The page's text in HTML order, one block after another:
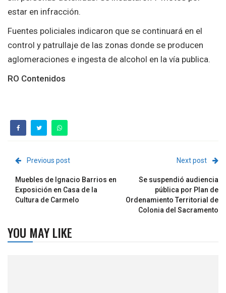
estar en infracción.
Fuentes policiales indicaron que se continuará en el
control y patrullaje de las zonas donde se producen
aglomeraciones e ingesta de alcohol en la vía publica.
RO Contenidos
Previous post
Muebles de Ignacio Barrios en
Exposición en Casa de la
Cultura de Carmelo
Next post
Se suspendió audiencia
pública por Plan de
Ordenamiento Territorial de
Colonia del Sacramento
YOU MAY LIKE